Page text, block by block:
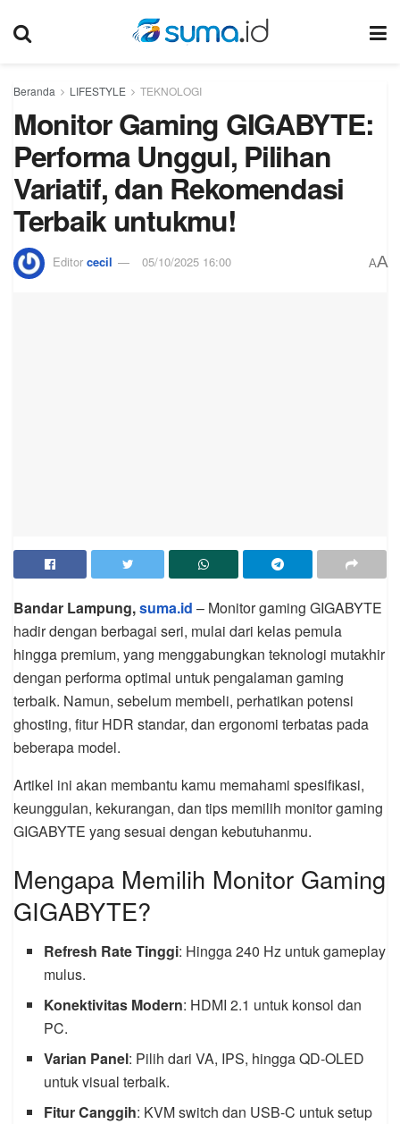
Beranda LIFESTYLE TEKNOLOGI
Monitor Gaming GIGABYTE:
Performa Unggul, Pilihan
Variatif, dan Rekomendasi
Terbaik untukmu!
Editor cecil 05/10/2025 16:00 AA
Bandar Lampung,suma.id – Monitor gaming GIGABYTE
hadir dengan berbagai seri, mulai dari kelas pemula
hingga premium, yang menggabungkan teknologi mutakhir
dengan performa optimal untuk pengalaman gaming
terbaik. Namun, sebelum membeli, perhatikan potensi
ghosting, fitur HDR standar, dan ergonomi terbatas pada
beberapa model.
Artikel ini akan membantu kamu memahami spesifikasi,
keunggulan, kekurangan, dan tips memilih monitor gaming
GIGABYTE yang sesuai dengan kebutuhanmu.
Mengapa Memilih Monitor Gaming
GIGABYTE?
Refresh Rate Tinggi: Hingga 240 Hz untuk gameplay
mulus.
Konektivitas Modern: HDMI 2.1 untuk konsol dan
PC.
Varian Panel: Pilih dari VA, IPS, hingga QD-OLED
untuk visual terbaik.
Fitur Canggih: KVM switch dan USB-C untuk setup